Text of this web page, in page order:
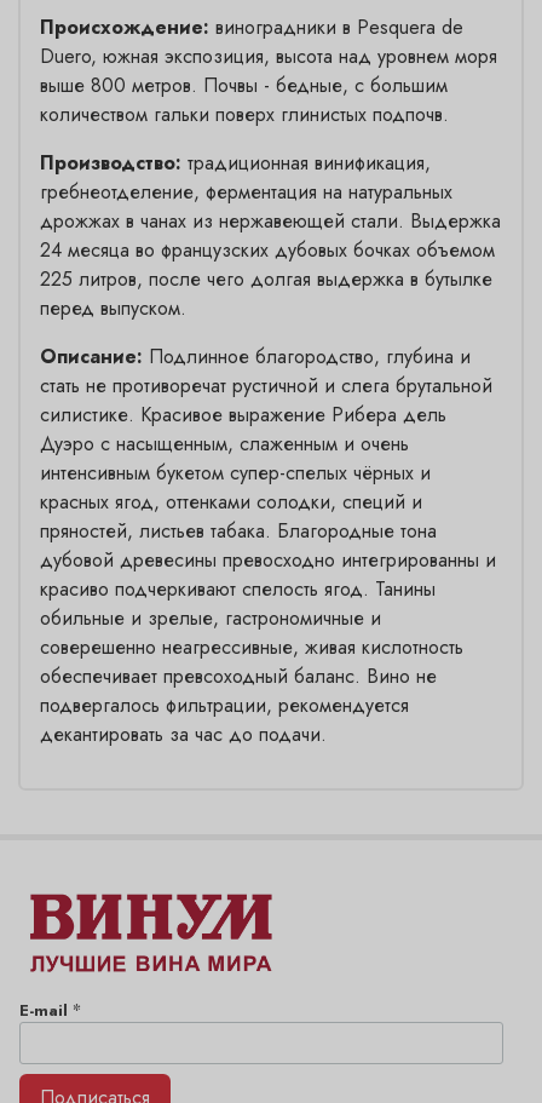
Происхождение: виноградники в Pesquera de
Duero, южная экспозиция, высота над уровнем моря
выше 800 метров. Почвы - бедные, с большим
количеством гальки поверх глинистых подпочв.
Производство: традиционная винификация,
гребнеотделение, ферментация на натуральных
дрожжах в чанах из нержавеющей стали. Выдержка
24 месяца во французских дубовых бочках объемом
225 литров, после чего долгая выдержка в бутылке
перед выпуском.
Описание: Подлинное благородство, глубина и
стать не противоречат рустичной и слега брутальной
силистике. Красивое выражение Рибера дель
Дуэро с насыщенным, слаженным и очень
интенсивным букетом супер-спелых чёрных и
красных ягод, оттенками солодки, специй и
пряностей, листьев табака. Благородные тона
дубовой древесины превосходно интегрированны и
красиво подчеркивают спелость ягод. Танины
обильные и зрелые, гастрономичные и
соверешенно неагрессивные, живая кислотность
обеспечивает превсоходный баланс. Вино не
подвергалось фильтрации, рекомендуется
декантировать за час до подачи.
E-mail *